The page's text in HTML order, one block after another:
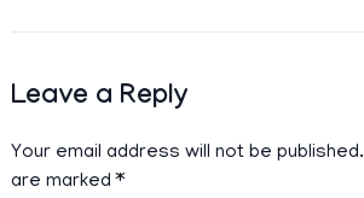
Leave a Reply
Your email address will not be published.
are marked*